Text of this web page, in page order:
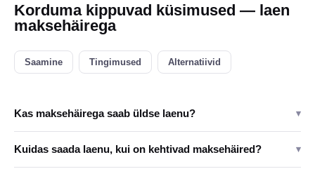
Korduma kippuvad küsimused — laen
maksehäirega
Saamine Tingimused Alternatiivid
Kas maksehäirega saab üldse laenu? ▾
Kuidas saada laenu, kui on kehtivad maksehäired? ▾